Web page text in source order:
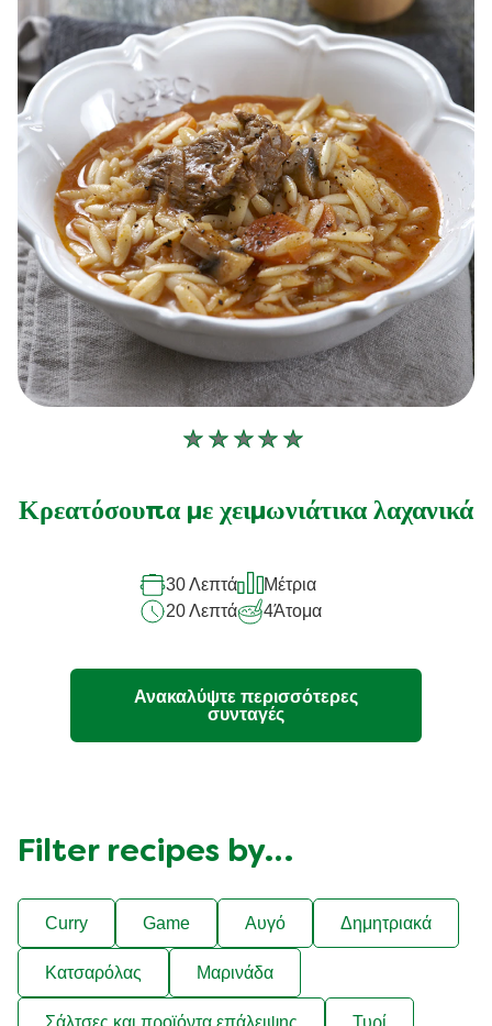
Δεν
αξιολογήσεις
αυτό
το
recipe
Κρεατόσουπα με χειμωνιάτικα λαχανικά
30 Λεπτά
Μέτρια
20 Λεπτά
4Άτομα
Ανακαλύψτε περισσότερες
συνταγές
Filter recipes by…
Curry Game Αυγό Δημητριακά
Κατσαρόλας Μαρινάδα
Σάλτσες και προϊόντα επάλειψης Τυρί